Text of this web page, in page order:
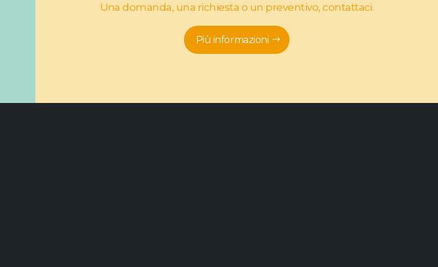
Una domanda, una richiesta o un preventivo, contattaci.
Più informazioni